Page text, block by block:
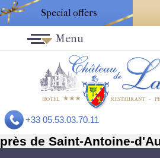
Special offers
+33 05.53.03.70.11
Menu
près de Saint-Antoine-